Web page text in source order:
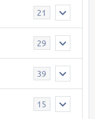
21
29
39
15